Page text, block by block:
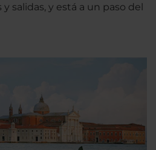
salidas, y está a un paso del